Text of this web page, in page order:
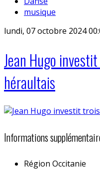
musique
lundi, 07 octobre 2024
Jean Hugo
héraultais
Informations
Région Occitanie